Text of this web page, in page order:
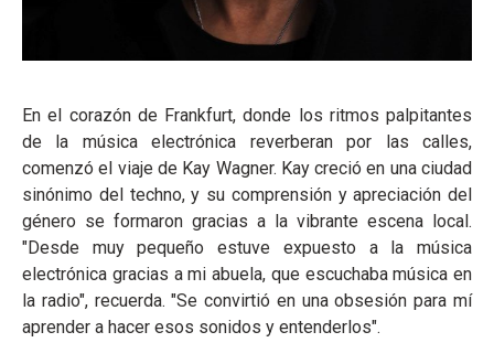
En el corazón de Frankfurt, donde los ritmos palpitantes
de la música electrónica reverberan por las calles,
comenzó el viaje de Kay Wagner. Kay creció en una ciudad
sinónimo del techno, y su comprensión y apreciación del
género se formaron gracias a la vibrante escena local.
"Desde muy pequeño estuve expuesto a la música
electrónica gracias a mi abuela, que escuchaba música en
la radio", recuerda. "Se convirtió en una obsesión para mí
aprender a hacer esos sonidos y entenderlos".